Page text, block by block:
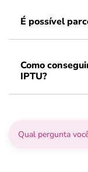
É possível
Como
IPTU?